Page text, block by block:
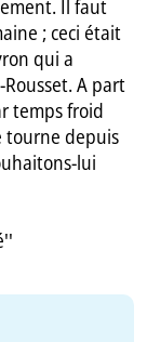
Il faut
; ceci était
qui a
A part
temps froid
tourne depuis
lui